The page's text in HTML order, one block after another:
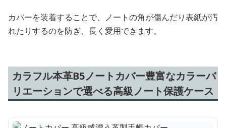
カバーを装着することで、ノートの角が傷んだり表紙が汚
れたりするのを防ぎ、長く愛用できます。
カラフル本革B5ノートカバー豊富なカラーバ
リエーションで選べる高級ノート保護ケース